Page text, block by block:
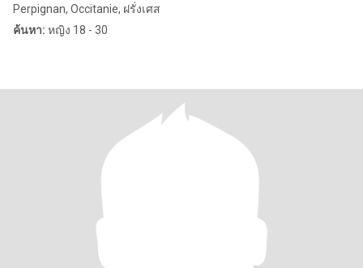
Perpignan, Occitanie, ฝรั่งเศส
ค้นหา: หญิง 18 - 30